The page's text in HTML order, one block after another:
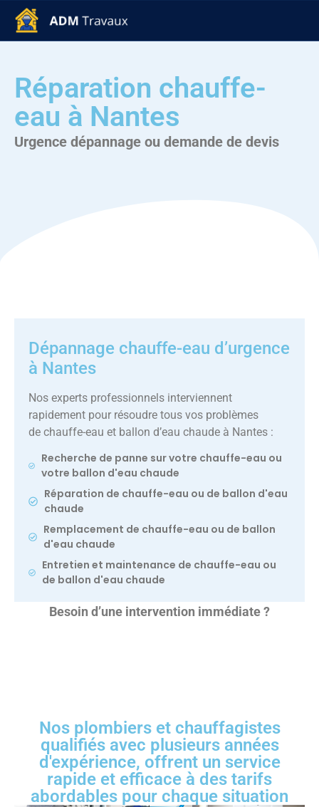
Réparation chauffe-
eau à Nantes
Urgence dépannage ou demande de devis
Dépannage chauffe-eau d’urgence
à Nantes
Nos experts professionnels interviennent
rapidement pour résoudre tous vos problèmes
de chauffe-eau et ballon d’eau chaude à Nantes :
Recherche de panne sur votre chauffe-eau ou
votre ballon d'eau chaude
Réparation de chauffe-eau ou de ballon d'eau
chaude
Remplacement de chauffe-eau ou de ballon
d'eau chaude
Entretien et maintenance de chauffe-eau ou
de ballon d'eau chaude
Besoin d’une intervention immédiate ?
Nos plombiers et chauffagistes
qualifiés avec plusieurs années
d'expérience, offrent un service
rapide et efficace à des tarifs
abordables pour chaque situation